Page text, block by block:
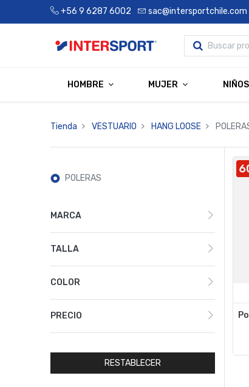
+56 9 6287 6002 sac@intersportchile.com
HOMBRE MUJER NIÑOS
Tienda VESTUARIO HANG LOOSE
POLERAS
MARCA
TALLA
COLOR
PRECIO
RESTABLECER